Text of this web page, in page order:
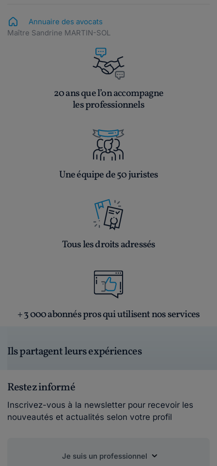
Annuaire des avocats
Maître Sandrine MARTIN-SOL
20 ans que l’on accompagne
les professionnels
Une équipe de 50 juristes
Tous les droits adressés
+ 3 000 abonnés pros qui utilisent nos services
Ils partagent leurs expériences
Restez informé
Inscrivez-vous à la newsletter pour recevoir les
nouveautés et actualités selon votre profil